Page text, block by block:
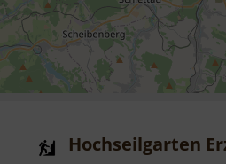
Hochseilgarten